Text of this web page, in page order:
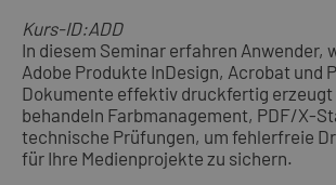
Kurs-ID:ADD
In diesem Seminar erfahren Anwender,
Adobe Produkte InDesign, Acrobat und
Dokumente effektiv druckfertig erzeugt
behandeln Farbmanagement, PDF/X-
technische Prüfungen, um fehlerfreie
für Ihre Medienprojekte zu sichern.